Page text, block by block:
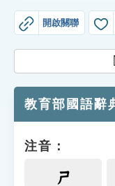
成語故事
索引選單
單字索引
遊戲專區
開啟關聯
教育部國語辭
注音：
ㄕ